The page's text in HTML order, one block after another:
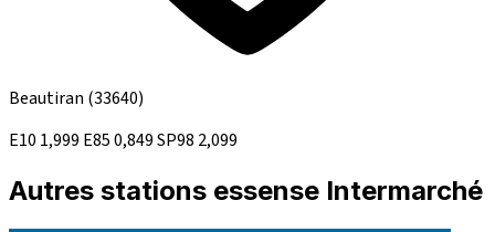
Beautiran (33640)
E10 1,999 E850,849SP98 2,099
Autres stations essense Intermarché